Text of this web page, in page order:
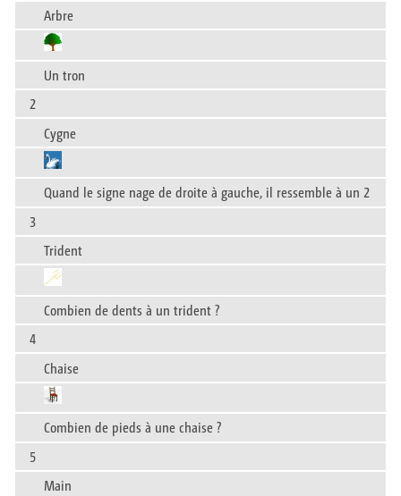
Arbre
Un tron
2
Cygne
Quand le signe nage de droite à gauche, il ressemble à un 2
3
Trident
Combien de dents à un trident ?
4
Chaise
Combien de pieds à une chaise ?
5
Main